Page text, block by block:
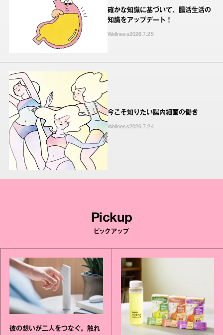
確かな知識に基づいて、腸活生活の
知識をアップデート！
Wellness2026.7.25
今こそ知りたい腸内細菌の働き
Wellness2026.7.24
Pickup
ピックアップ
彼の想いが二人をつなぐ。触れ